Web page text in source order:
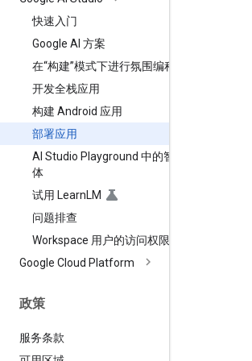
快速入门
Google AI 方案
在“构建”模式下进行氛围编程
开发全栈应用
构建 Android 应用
部署应用
AI Studio Playground 中的智能
体
试用 LearnLM
问题排查
Workspace 用户的访问权限
Google Cloud Platform
政策
服务条款